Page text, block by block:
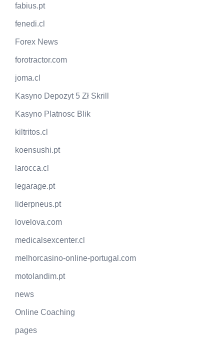
fabius.pt
fenedi.cl
Forex News
forotractor.com
joma.cl
Kasyno Depozyt 5 Zł Skrill
Kasyno Platnosc Blik
kiltritos.cl
koensushi.pt
larocca.cl
legarage.pt
liderpneus.pt
lovelova.com
medicalsexcenter.cl
melhorcasino-online-portugal.com
motolandim.pt
news
Online Coaching
pages